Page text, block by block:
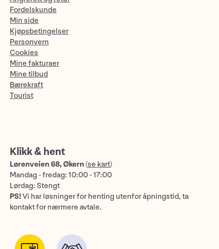
Fordelskunde
Min side
Kjøpsbetingelser
Personvern
Cookies
Mine fakturaer
Mine tilbud
Bærekraft
Tourist
Klikk & hent
Lørenveien 68, Økern (se kart)
Mandag - fredag: 10:00 - 17:00
Lørdag: Stengt
PS!Vi har løsninger for henting utenfor åpningstid, ta
kontakt for nærmere avtale.